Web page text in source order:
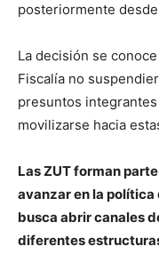
posteriormente
La decisión se
Fiscalía no
presuntos
movilizarse hacia
Las ZUT forman
avanzar en la política
busca abrir canales
diferentes